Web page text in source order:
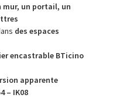
mur, un portail, un
des espaces
encastrable BTicino
apparente
– IK08